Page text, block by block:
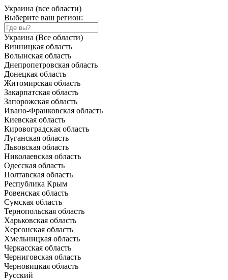
Украина (все области)
Выберите ваш регион:
Украина (Все области)
Винницкая область
Волынская область
Днепропетровская область
Донецкая область
Житомирская область
Закарпатская область
Запорожская область
Ивано-Франковская область
Киевская область
Кировоградская область
Луганская область
Львовская область
Николаевская область
Одесская область
Полтавская область
Республика Крым
Ровенская область
Сумская область
Тернопольская область
Харьковская область
Херсонская область
Хмельницкая область
Черкасская область
Черниговская область
Черновицкая область
Русский